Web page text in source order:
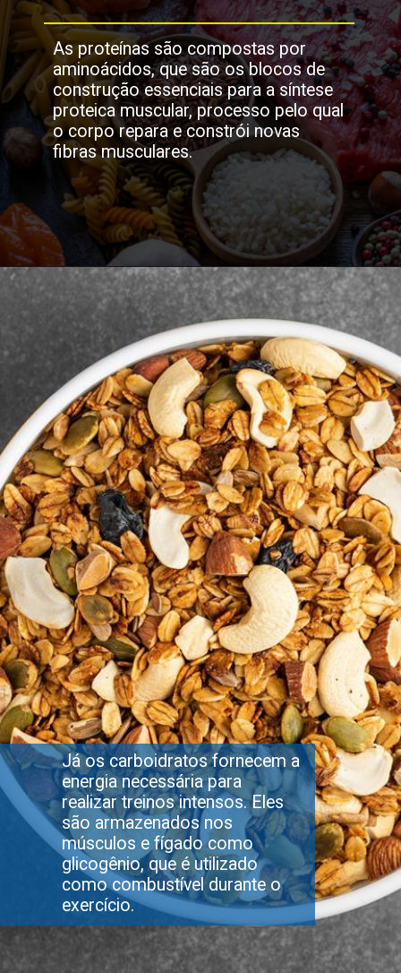
As proteínas são compostas por
aminoácidos, que são os blocos de
construção essenciais para a síntese
proteica muscular, processo pelo qual
o corpo repara e constrói novas
fibras musculares.
Já os carboidratos fornecem a
energia necessária para
realizar treinos intensos. Eles
são armazenados nos
músculos e fígado como
glicogênio, que é utilizado
como combustível durante o
exercício.